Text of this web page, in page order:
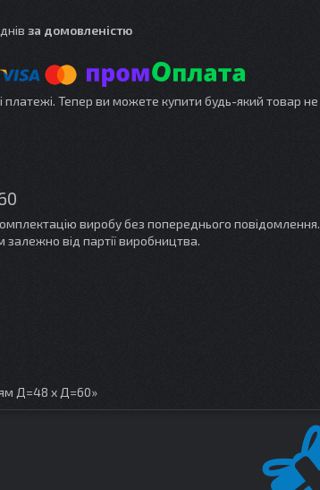
за домовленістю
платежі. Тепер ви можете купити будь-який товар не
виробу без попереднього повідомлення.
від партії виробництва.
Д=48 х Д=60»